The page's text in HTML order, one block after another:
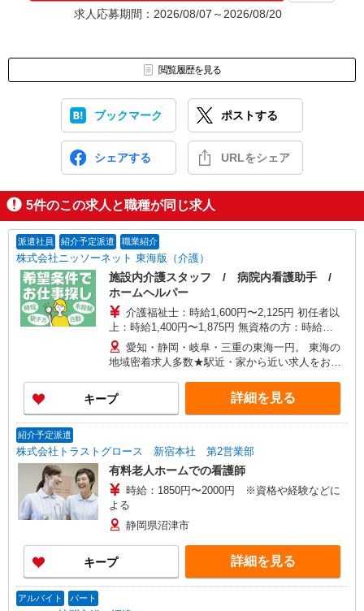
求人応募期間：2026/08/07～2026/08/20
閲覧履歴を見る
ブックマーク ポストする
シェアする URLをシェア
5件のこの求人と職種が同じ求人
派遣社員 紹介予定派遣 職業紹介
株式会社ニッソーネット 東海版（介護）
施設内介護スタッフ / 病院内看護助手 /
ホームヘルパー
介護福祉士：時給1,600円〜2,125円 初任者以
上：時給1,400円〜1,875円 無資格の方：時給
1,300円〜1,750円 ※給与幅は勤務先による +交通
費、諸手当（勤務先による） +0円で介護資格が取
れる （別途規定） ★給与日払い制度あり！
愛知・静岡・岐阜・三重の東海一円。 東海の
地域密着求人多数★駅近・家から近い求人をお探
キープ 詳細を見る
紹介予定派遣
株式会社トラストグロース 新宿本社 第2営業部
有料老人ホームでの看護師
時給：1850円〜2000円 ※資格や経験などに
よる
静岡県沼津市
キープ 詳細を見る
アルバイト パート